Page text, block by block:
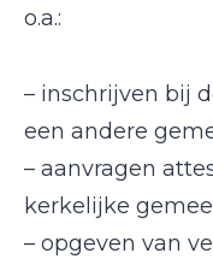
o.a.:
– inschrijven bij
een andere
– aanvragen
kerkelijke
– opgeven van